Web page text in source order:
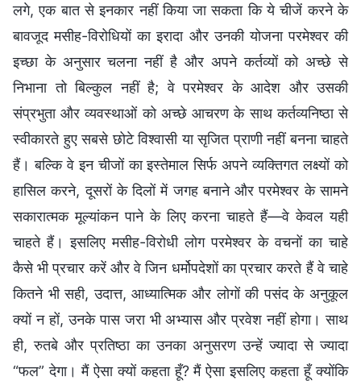
लगे, एक बात से इनकार नहीं किया जा सकता कि ये चीजें करने के
बावजूद मसीह-विरोधियों का इरादा और उनकी योजना परमेश्वर की
इच्छा के अनुसार चलना नहीं है और अपने कर्तव्यों को अच्छे से
निभाना तो बिल्कुल नहीं है; वे परमेश्वर के आदेश और उसकी
संप्रभुता और व्यवस्थाओं को अच्छे आचरण के साथ कर्तव्यनिष्ठा से
स्वीकारते हुए सबसे छोटे विश्वासी या सृजित प्राणी नहीं बनना चाहते
हैं। बल्कि वे इन चीजों का इस्तेमाल सिर्फ अपने व्यक्तिगत लक्ष्यों को
हासिल करने, दूसरों के दिलों में जगह बनाने और परमेश्वर के सामने
सकारात्मक मूल्यांकन पाने के लिए करना चाहते हैं—वे केवल यही
चाहते हैं। इसलिए मसीह-विरोधी लोग परमेश्वर के वचनों का चाहे
कैसे भी प्रचार करें और वे जिन धर्मोपदेशों का प्रचार करते हैं वे चाहे
कितने भी सही, उदात्त, आध्यात्मिक और लोगों की पसंद के अनुकूल
क्यों न हों, उनके पास जरा भी अभ्यास और प्रवेश नहीं होगा। साथ
ही, रुतबे और प्रतिष्ठा का उनका अनुसरण उन्हें ज्यादा से ज्यादा
“फल” देगा। मैं ऐसा क्यों कहता हूँ? मैं ऐसा इसलिए कहता हूँ क्योंकि